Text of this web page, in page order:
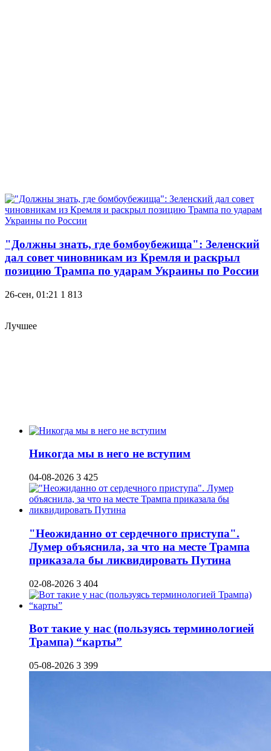
"Должны знать, где бомбоубежища": Зеленский
дал совет чиновникам из Кремля и раскрыл
позицию Трампа по ударам Украины по России
26-сен, 01:21 1 813
Лучшее
Никогда мы в него не вступим
04-08-2026 3 425
"Неожиданно от сердечного приступа".
Лумер объяснила, за что на месте Трампа
приказала бы ликвидировать Путина
02-08-2026 3 404
Вот такие у нас (пользуясь терминологией
Трампа) “карты”
05-08-2026 3 399